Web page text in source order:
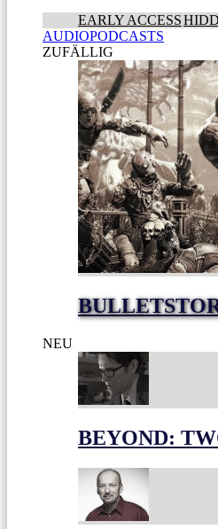
EARLY ACCESS
AUDIOPODCASTS
ZUFÄLLIG
NEU
BEYOND: